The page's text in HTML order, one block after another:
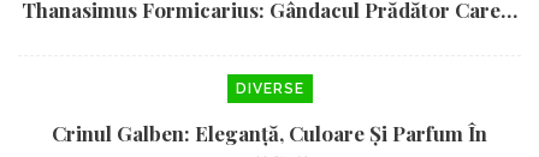
Thanasimus Formicarius: Gândacul Prădător Care…
DIVERSE
Crinul Galben: Eleganță, Culoare Și Parfum În